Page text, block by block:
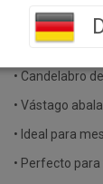
• Candelabro
• Vástago
• Ideal para
• Perfecto